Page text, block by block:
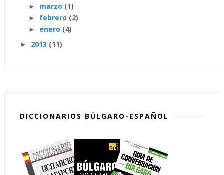
► marzo (1)
► febrero (2)
► enero (4)
► 2013 (11)
DICCIONARIOS BÚLGARO-ESPAÑOL